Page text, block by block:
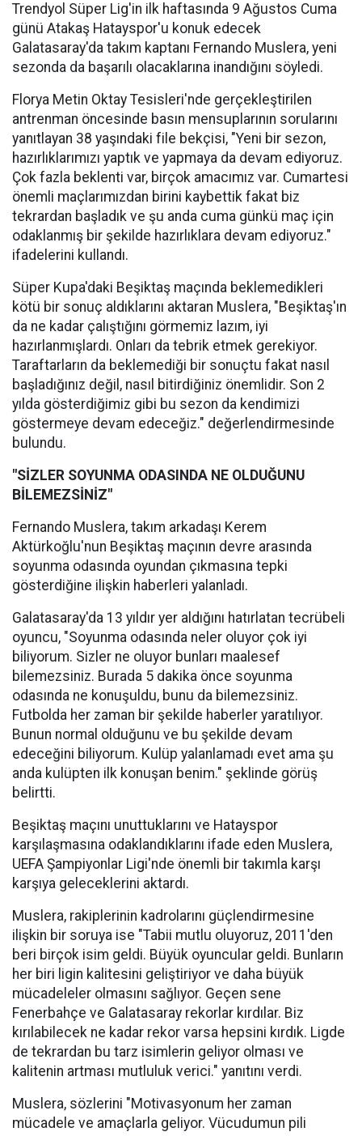
Trendyol Süper Lig'in ilk haftasında 9 Ağustos Cuma
günü Atakaş Hatayspor'u konuk edecek
Galatasaray'da takım kaptanı Fernando Muslera, yeni
sezonda da başarılı olacaklarına inandığını söyledi.
Florya Metin Oktay Tesisleri'nde gerçekleştirilen
antrenman öncesinde basın mensuplarının sorularını
yanıtlayan 38 yaşındaki file bekçisi, "Yeni bir sezon,
hazırlıklarımızı yaptık ve yapmaya da devam ediyoruz.
Çok fazla beklenti var, birçok amacımız var. Cumartesi
önemli maçlarımızdan birini kaybettik fakat biz
tekrardan başladık ve şu anda cuma günkü maç için
odaklanmış bir şekilde hazırlıklara devam ediyoruz."
ifadelerini kullandı.
Süper Kupa'daki Beşiktaş maçında beklemedikleri
kötü bir sonuç aldıklarını aktaran Muslera, "Beşiktaş'ın
da ne kadar çalıştığını görmemiz lazım, iyi
hazırlanmışlardı. Onları da tebrik etmek gerekiyor.
Taraftarların da beklemediği bir sonuçtu fakat nasıl
başladığınız değil, nasıl bitirdiğiniz önemlidir. Son 2
yılda gösterdiğimiz gibi bu sezon da kendimizi
göstermeye devam edeceğiz." değerlendirmesinde
bulundu.
"SİZLER SOYUNMA ODASINDA NE OLDUĞUNU
BİLEMEZSİNİZ"
Fernando Muslera, takım arkadaşı Kerem
Aktürkoğlu'nun Beşiktaş maçının devre arasında
soyunma odasında oyundan çıkmasına tepki
gösterdiğine ilişkin haberleri yalanladı.
Galatasaray'da 13 yıldır yer aldığını hatırlatan tecrübeli
oyuncu, "Soyunma odasında neler oluyor çok iyi
biliyorum. Sizler ne oluyor bunları maalesef
bilemezsiniz. Burada 5 dakika önce soyunma
odasında ne konuşuldu, bunu da bilemezsiniz.
Futbolda her zaman bir şekilde haberler yaratılıyor.
Bunun normal olduğunu ve bu şekilde devam
edeceğini biliyorum. Kulüp yalanlamadı evet ama şu
anda kulüpten ilk konuşan benim." şeklinde görüş
belirtti.
Beşiktaş maçını unuttuklarını ve Hatayspor
karşılaşmasına odaklandıklarını ifade eden Muslera,
UEFA Şampiyonlar Ligi'nde önemli bir takımla karşı
karşıya geleceklerini aktardı.
Muslera, rakiplerinin kadrolarını güçlendirmesine
ilişkin bir soruya ise "Tabii mutlu oluyoruz, 2011'den
beri birçok isim geldi. Büyük oyuncular geldi. Bunların
her biri ligin kalitesini geliştiriyor ve daha büyük
mücadeleler olmasını sağlıyor. Geçen sene
Fenerbahçe ve Galatasaray rekorlar kırdılar. Biz
kırılabilecek ne kadar rekor varsa hepsini kırdık. Ligde
de tekrardan bu tarz isimlerin geliyor olması ve
kalitenin artması mutluluk verici." yanıtını verdi.
Muslera, sözlerini "Motivasyonum her zaman
mücadele ve amaçlarla geliyor. Vücudumun pili